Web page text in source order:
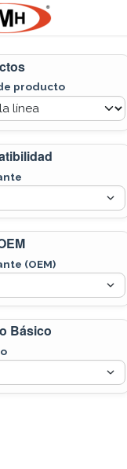
producto
(OEM)
Básico